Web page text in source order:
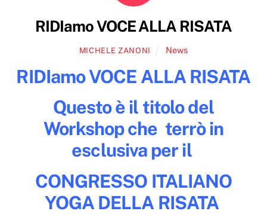
RIDIamo VOCE ALLA RISATA
MICHELE ZANONI News
RIDIamo VOCE ALLA RISATA
Questo è il titolo del
Workshop che terrò in
esclusiva per il
CONGRESSO ITALIANO
YOGA DELLA RISATA